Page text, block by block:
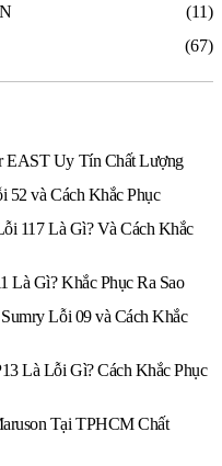
(11)
(67)
EAST Uy Tín Chất Lượng
52 và Cách Khắc Phục
117 Là Gì? Và Cách Khắc
Là Gì? Khắc Phục Ra Sao
Lỗi 09 và Cách Khắc
Là Lỗi Gì? Cách Khắc Phục
Tại TPHCM Chất